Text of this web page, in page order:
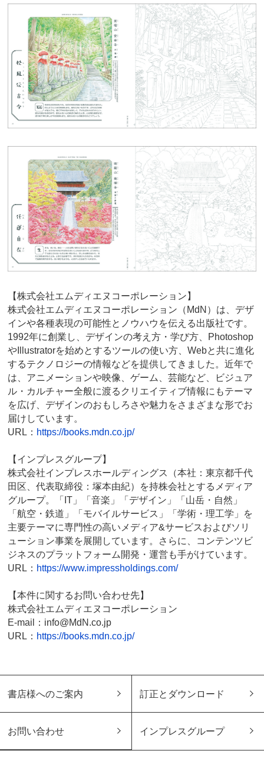
【株式会社エムディエヌコーポレーション】
株式会社エムディエヌコーポレーション（MdN）は、デザ
インや各種表現の可能性とノウハウを伝える出版社です。
1992年に創業し、デザインの考え方・学び方、Photoshop
やIllustratorを始めとするツールの使い方、Webと共に進化
するテクノロジーの情報などを提供してきました。近年で
は、アニメーションや映像、ゲーム、芸能など、ビジュア
ル・カルチャー全般に渡るクリエイティブ情報にもテーマ
を広げ、デザインのおもしろさや魅力をさまざまな形でお
届けしています。
URL： https://books.mdn.co.jp/
【インプレスグループ】
株式会社インプレスホールディングス（本社：東京都千代
田区、代表取締役：塚本由紀）を持株会社とするメディア
グループ。「IT」「音楽」「デザイン」「山岳・自然」
「航空・鉄道」「モバイルサービス」「学術・理工学」を
主要テーマに専門性の高いメディア&サービスおよびソリ
ューション事業を展開しています。さらに、コンテンツビ
ジネスのプラットフォーム開発・運営も手がけています。
URL： https://www.impressholdings.com/
【本件に関するお問い合わせ先】
株式会社エムディエヌコーポレーション
E-mail：info@MdN.co.jp
URL： https://books.mdn.co.jp/
書店様へのご案内 訂正とダウンロード
お問い合わせ インプレスグループ